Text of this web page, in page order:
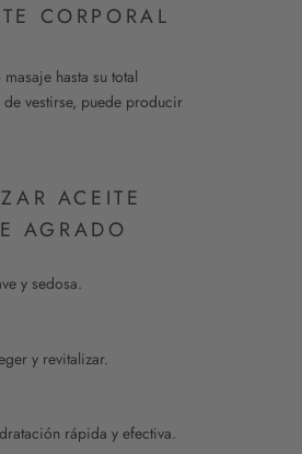
CORPORAL
hasta su total
vestirse, puede producir
ACEITE
AGRADO
y sedosa.
y revitalizar.
rápida y efectiva.